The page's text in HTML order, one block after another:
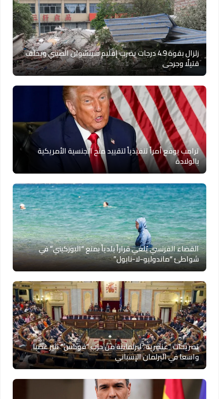
زلزال بقوة 4.9 درجات يضرب إقليم سيتشوان الصيني ويخلف
قتيلًا وجرحى
ترامب يوقع أمراً تنفيذياً لتقييد منح الجنسية الأمريكية
بالولادة
القضاء الفرنسي يُلغي قراراً بلدياً بمنع “البوركيني” في
شواطئ “ماندوليو-لا-نابول”
تصريحات “عنصرية” لبرلمانية من حزب “فوكس” تثير غضبا
واسعا في البرلمان الإسباني